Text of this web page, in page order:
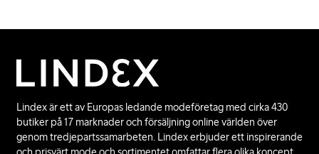
Lindex är ett av Europas ledande modeföretag med cirka 430
butiker på 17 marknader och försäljning online världen över
genom tredjepartssamarbeten. Lindex erbjuder ett inspirerande